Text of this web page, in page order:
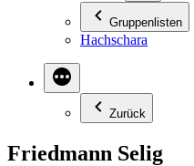
Gruppenlisten
Hachschara
Zurück
Friedmann Selig